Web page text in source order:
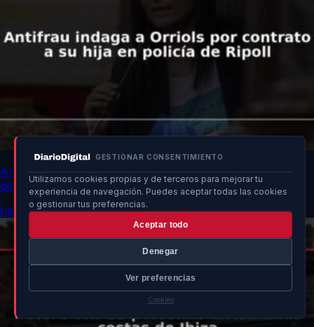
GESTIONAR CONSENTIMIENTO
Utilizamos cookies propias y de terceros para mejorar tu
experiencia de navegación. Puedes aceptar todas las cookies
o gestionar tus preferencias.
Aceptar todo
Denegar
Ver preferencias
Cookies
Antifrau indaga a Orriols por contrato a su hija en policía
de Ripoll
hace 15h